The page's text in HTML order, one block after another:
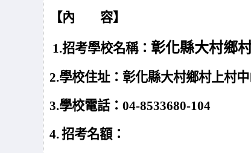
【內 容】
1.招考學校名稱： 彰化縣大村鄉
2.學校住址：彰化縣大村鄉村上村
3.學校電話：04-8533680-104
4.招考名額：